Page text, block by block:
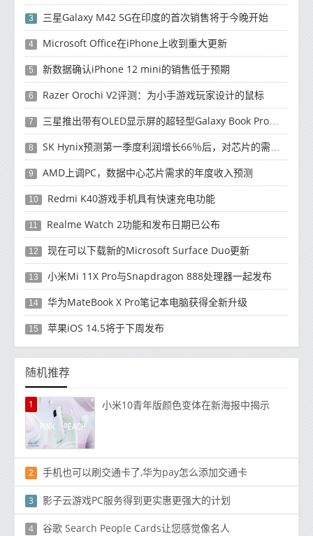
3 三星Galaxy M42 5G在印度的首次销售将于今晚开始
4 Microsoft Office在iPhone上收到重大更新
5 新数据确认iPhone 12 mini的销售低于预期
6 Razer Orochi V2评测：为小手游戏玩家设计的鼠标
7 三星推出带有OLED显示屏的超轻型Galaxy Book Pro和Galaxy Book Pro 360笔记本电脑
8 SK Hynix预测第一季度利润增长66％后，对芯片的需求将增强
9 AMD上调PC，数据中心芯片需求的年度收入预测
10 Redmi K40游戏手机具有快速充电功能
11 Realme Watch 2功能和发布日期已公布
12 现在可以下载新的Microsoft Surface Duo更新
13 小米Mi 11X Pro与Snapdragon 888处理器一起发布
14 华为MateBook X Pro笔记本电脑获得全新升级
15 苹果iOS 14.5将于下周发布
随机推荐
1 小米10青年版颜色变体在新海报中揭示
2 手机也可以刷交通卡了,华为pay怎么添加交通卡
3 影子云游戏PC服务得到更实惠更强大的计划
4 谷歌 Search People Cards让您感觉像名人